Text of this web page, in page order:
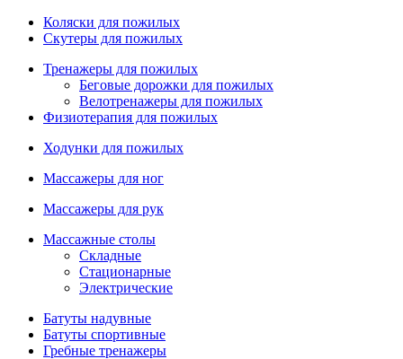
Коляски для пожилых
Скутеры для пожилых
Тренажеры для пожилых
Беговые дорожки для пожилых
Велотренажеры для пожилых
Физиотерапия для пожилых
Ходунки для пожилых
Массажеры для ног
Массажеры для рук
Массажные столы
Складные
Стационарные
Электрические
Батуты надувные
Батуты спортивные
Гребные тренажеры